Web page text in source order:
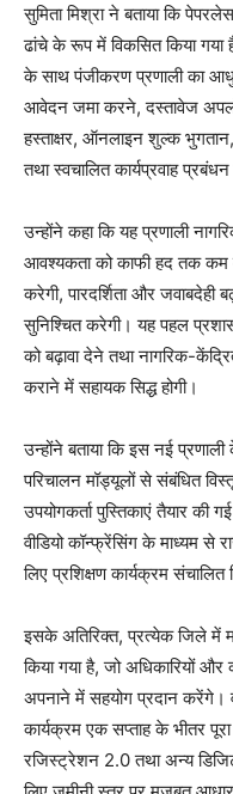
सुमिता मिश्रा ने बताया कि
ढांचे के रूप में विकसित किया गया
के साथ पंजीकरण प्रणाली का
आवेदन जमा करने, दस्तावेज
हस्ताक्षर, ऑनलाइन शुल्क
तथा स्वचालित कार्यप्रवाह
उन्होंने कहा कि यह प्रणाली
आवश्यकता को काफी हद तक कम
करेगी, पारदर्शिता और जवाबदेही
सुनिश्चित करेगी। यह पहल
को बढ़ावा देने तथा नागरिक-
कराने में सहायक सिद्ध होगी।
उन्होंने बताया कि इस नई प्रणाली
परिचालन मॉड्यूलों से संबंधित
उपयोगकर्ता पुस्तिकाएं तैयार की
वीडियो कॉन्फ्रेंसिंग के माध्यम से
लिए प्रशिक्षण कार्यक्रम संचालित
इसके अतिरिक्त, प्रत्येक जिले में
किया गया है, जो अधिकारियों और
अपनाने में सहयोग प्रदान करेंगे।
कार्यक्रम एक सप्ताह के भीतर
रजिस्ट्रेशन 2.0 तथा अन्य